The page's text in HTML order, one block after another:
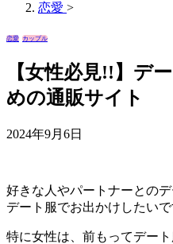
恋愛 >
恋愛 カップル
【女性必見!!】デ
めの通販サイト
2024年9月6日
好きな人やパートナーとの
デート服でお出かけしたい
特に女性は、前もってデー